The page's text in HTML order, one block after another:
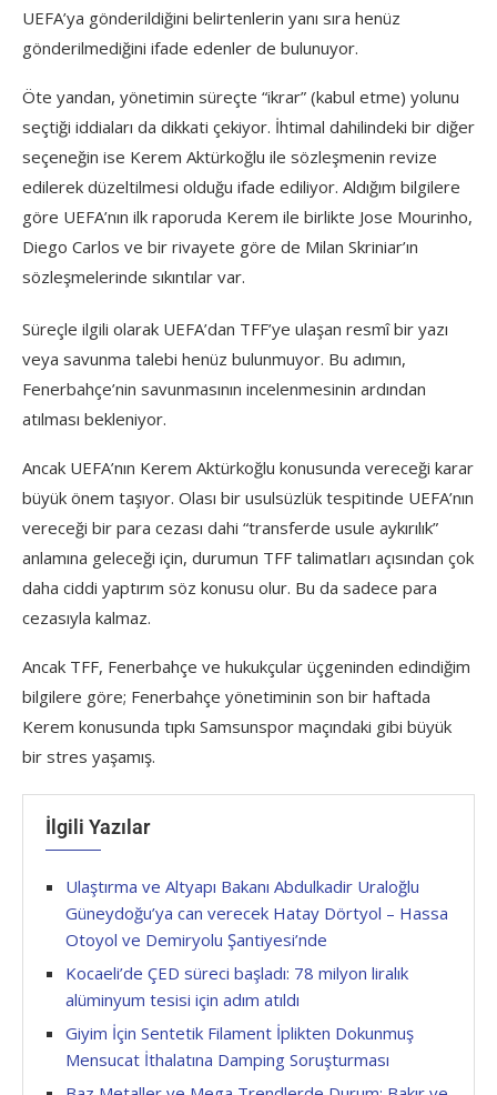
UEFA’ya gönderildiğini belirtenlerin yanı sıra henüz
gönderilmediğini ifade edenler de bulunuyor.
Öte yandan, yönetimin süreçte “ikrar” (kabul etme) yolunu
seçtiği iddiaları da dikkati çekiyor. İhtimal dahilindeki bir diğer
seçeneğin ise Kerem Aktürkoğlu ile sözleşmenin revize
edilerek düzeltilmesi olduğu ifade ediliyor. Aldığım bilgilere
göre UEFA’nın ilk raporuda Kerem ile birlikte Jose Mourinho,
Diego Carlos ve bir rivayete göre de Milan Skriniar’ın
sözleşmelerinde sıkıntılar var.
Süreçle ilgili olarak UEFA’dan TFF’ye ulaşan resmî bir yazı
veya savunma talebi henüz bulunmuyor. Bu adımın,
Fenerbahçe’nin savunmasının incelenmesinin ardından
atılması bekleniyor.
Ancak UEFA’nın Kerem Aktürkoğlu konusunda vereceği karar
büyük önem taşıyor. Olası bir usulsüzlük tespitinde UEFA’nın
vereceği bir para cezası dahi “transferde usule aykırılık”
anlamına geleceği için, durumun TFF talimatları açısından çok
daha ciddi yaptırım söz konusu olur. Bu da sadece para
cezasıyla kalmaz.
Ancak TFF, Fenerbahçe ve hukukçular üçgeninden edindiğim
bilgilere göre; Fenerbahçe yönetiminin son bir haftada
Kerem konusunda tıpkı Samsunspor maçındaki gibi büyük
bir stres yaşamış.
İlgili Yazılar
Ulaştırma ve Altyapı Bakanı Abdulkadir Uraloğlu
Güneydoğu’ya can verecek Hatay Dörtyol – Hassa
Otoyol ve Demiryolu Şantiyesi’nde
Kocaeli’de ÇED süreci başladı: 78 milyon liralık
alüminyum tesisi için adım atıldı
Giyim İçin Sentetik Filament İplikten Dokunmuş
Mensucat İthalatına Damping Soruşturması